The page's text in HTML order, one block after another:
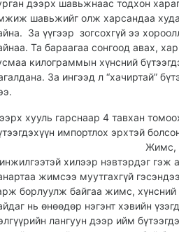
дээрх шавьжнаас тодхон
шавьжийг олж харсандаа
За үүгээр зогсохгүй ээ
Та бараагаа сонгоод авах,
килограммын хүнсний
За ингээд л “хачиртай”
хууль гарснаар 4 тавхан
импортлох эрхтэй
Жимс,
хилээр нэвтэрдэг гэж
жимсээ муутгахгүй
борлуулж байгаа жимс,
нь өнөөдөр нэгэнт хэвийн
лангуун дээр ийм